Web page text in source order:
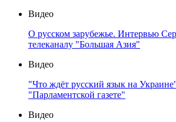
Видео
О русском зарубежье. Интервью
телеканалу "Большая Азия"
Видео
"Что ждёт русский язык на
"Парламентской газете"
Видео